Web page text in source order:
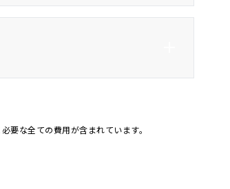
ム
な全ての費用が含まれています。